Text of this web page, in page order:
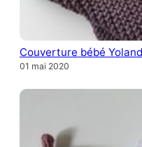
Couverture bébé
01 mai 2020